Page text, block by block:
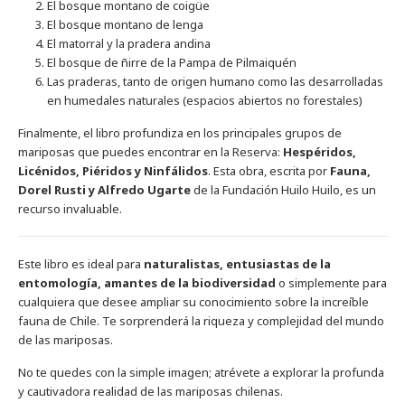
El bosque montano de coigüe
El bosque montano de lenga
El matorral y la pradera andina
El bosque de ñirre de la Pampa de Pilmaiquén
Las praderas, tanto de origen humano como las desarrolladas
en humedales naturales (espacios abiertos no forestales)
Finalmente, el libro profundiza en los principales grupos de
mariposas que puedes encontrar en la Reserva: Hespéridos,
Licénidos, Piéridos y Ninfálidos. Esta obra, escrita por Fauna,
Dorel Rusti y Alfredo Ugartede la Fundación Huilo Huilo, es un
recurso invaluable.
Este libro es ideal para naturalistas, entusiastas de la
entomología, amantes de la biodiversidad o simplemente para
cualquiera que desee ampliar su conocimiento sobre la increíble
fauna de Chile. Te sorprenderá la riqueza y complejidad del mundo
de las mariposas.
No te quedes con la simple imagen; atrévete a explorar la profunda
y cautivadora realidad de las mariposas chilenas.